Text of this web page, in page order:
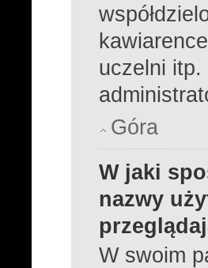
uczelni
Góra
W jaki
nazwy
W swoim